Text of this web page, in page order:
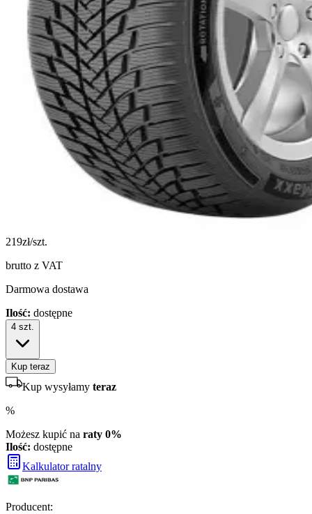
219zł/szt.
brutto z VAT
Darmowa dostawa
Ilość: dostępne
4 szt.
Kup teraz
Kup wysyłamy teraz
%
Możesz kupić na raty 0%
Ilość: dostępne
Kalkulator ratalny
Producent: